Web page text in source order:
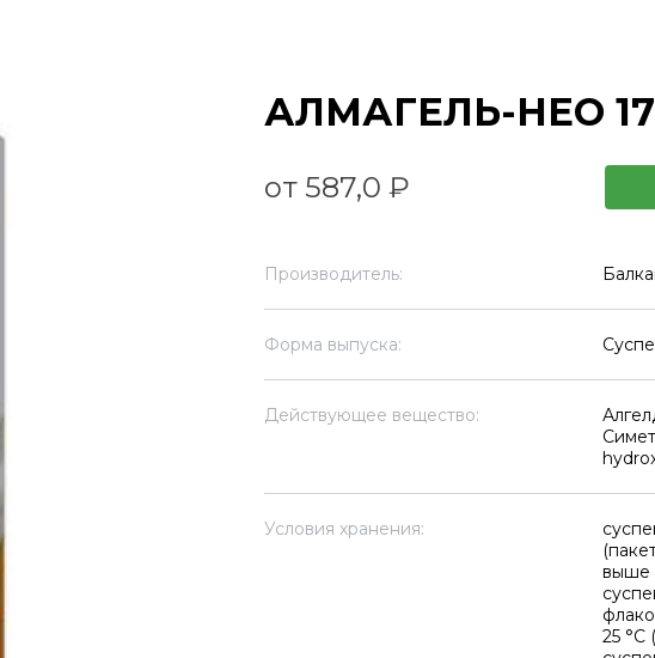
АЛМАГЕЛЬ-НЕО
от 587,0 ₽
Производитель:
Форма выпуска:
Действующее вещество:
Условия хранения:
выше
25 °C